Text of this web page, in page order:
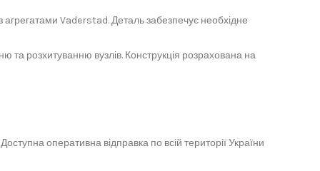
агрегатами Vaderstad. Деталь забезпечує необхідне
розхитуванню вузлів. Конструкція розрахована на
оперативна відправка по всій території України